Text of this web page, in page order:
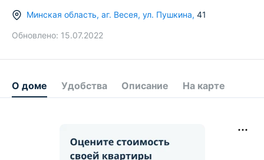
Минская область, аг. Весея, ул. Пушкина, 41
Обновлено: 15.07.2022
О доме Удобства Описание На карте